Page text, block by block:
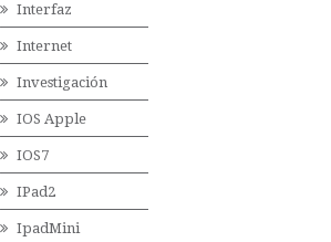
Interfaz
Internet
Investigación
IOS Apple
IOS7
IPad2
IpadMini